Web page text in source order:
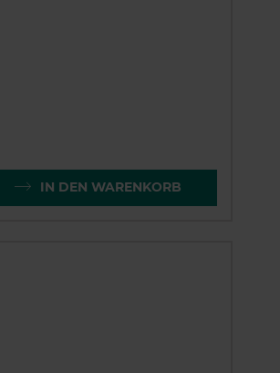
IN DEN WARENKORB